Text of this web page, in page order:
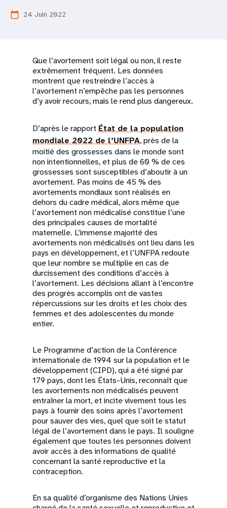
calendar_today 24 Juin 2022
Que l’avortement soit légal ou non, il reste
extrêmement fréquent. Les données
montrent que restreindre l’accès à
l’avortement n’empêche pas les personnes
d’y avoir recours, mais le rend plus dangereux.
D’après le rapport État de la population
mondiale 2022 de l’UNFPA, près de la
moitié des grossesses dans le monde sont
non intentionnelles, et plus de 60 % de ces
grossesses sont susceptibles d’aboutir à un
avortement. Pas moins de 45 % des
avortements mondiaux sont réalisés en
dehors du cadre médical, alors même que
l’avortement non médicalisé constitue l’une
des principales causes de mortalité
maternelle. L’immense majorité des
avortements non médicalisés ont lieu dans les
pays en développement, et l’UNFPA redoute
que leur nombre se multiplie en cas de
durcissement des conditions d’accès à
l’avortement. Les décisions allant à l’encontre
des progrès accomplis ont de vastes
répercussions sur les droits et les choix des
femmes et des adolescentes du monde
entier.
Le Programme d’action de la Conférence
internationale de 1994 sur la population et le
développement (CIPD), qui a été signé par
179 pays, dont les États-Unis, reconnaît que
les avortements non médicalisés peuvent
entraîner la mort, et incite vivement tous les
pays à fournir des soins après l’avortement
pour sauver des vies, quel que soit le statut
légal de l’avortement dans le pays. Il souligne
également que toutes les personnes doivent
avoir accès à des informations de qualité
concernant la santé reproductive et la
contraception.
En sa qualité d’organisme des Nations Unies